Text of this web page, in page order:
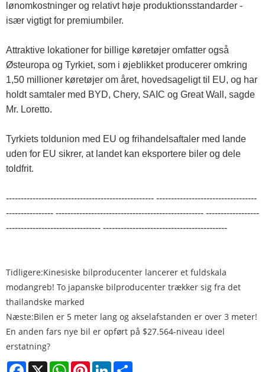
lønomkostninger og relativt høje produktionsstandarder -
især vigtigt for premiumbiler.
Attraktive lokationer for billige køretøjer omfatter også
Østeuropa og Tyrkiet, som i øjeblikket producerer omkring
1,50 millioner køretøjer om året, hovedsageligt til EU, og har
holdt samtaler med BYD, Chery, SAIC og Great Wall, sagde
Mr. Loretto.
Tyrkiets toldunion med EU og frihandelsaftaler med lande
uden for EU sikrer, at landet kan eksportere biler og dele
toldfrit.
-------------------------------------------------- ----------------------------------
---------------- -------------------------------------------------- ------------------
-------------------------------- ------------------------------------------
Tidligere:Kinesiske bilproducenter lancerer et fuldskala
modangreb! To japanske bilproducenter trækker sig fra det
thailandske marked
Næste:Bilen er 5 meter lang og akselafstanden er over 3 meter!
En anden fars nye bil er opført på $27.564-niveau ideel
erstatning?
Facebook
X WhatsAppPinterestLinkedIn